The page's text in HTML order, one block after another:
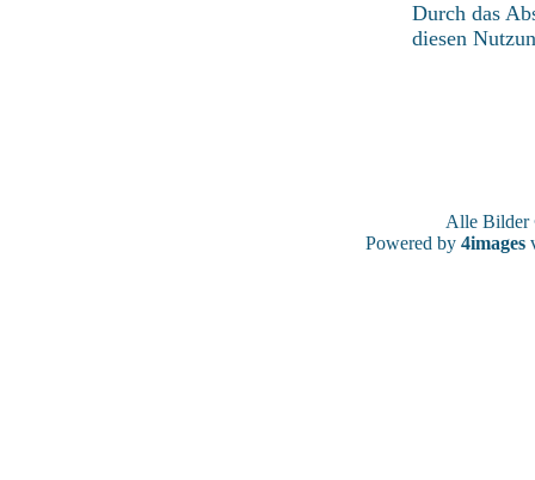
Durch das
diesen
Alle
Powered by 4images